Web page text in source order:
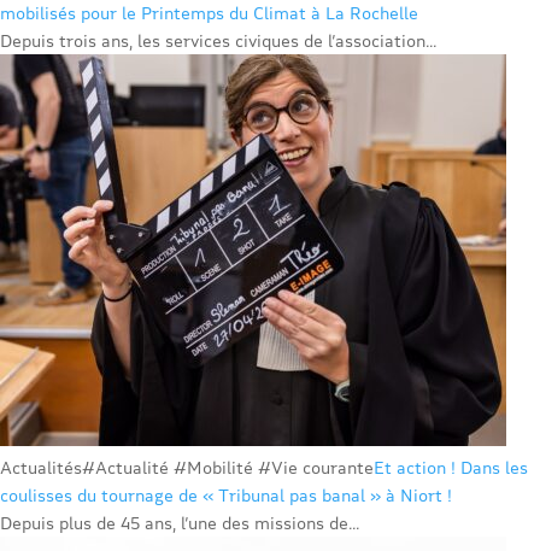
mobilisés pour le Printemps du Climat à La Rochelle
Depuis trois ans, les services civiques de l’association...
Actualités#Actualité #Mobilité #Vie couranteEt action ! Dans les
coulisses du tournage de « Tribunal pas banal » à Niort !
Depuis plus de 45 ans, l’une des missions de...